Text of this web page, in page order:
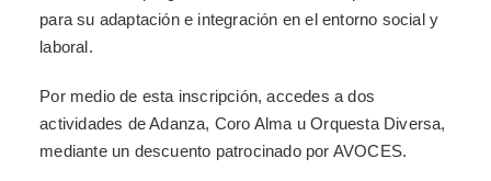
para su adaptación e integración en el entorno social y
laboral.
Por medio de esta inscripción, accedes a dos
actividades de Adanza, Coro Alma u Orquesta Diversa,
mediante un descuento patrocinado por AVOCES.